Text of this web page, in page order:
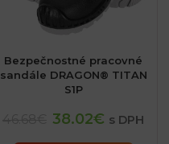
Bezpečnostné pracovné
sandále DRAGON® TITAN
S1P
38.02€ s DPH